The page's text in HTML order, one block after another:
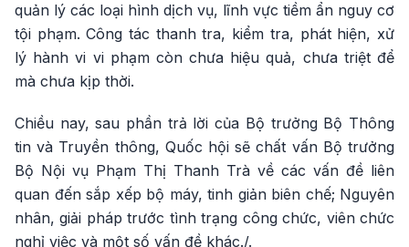
quản lý các loại hình dịch vụ, lĩnh vực tiềm ẩn nguy cơ
tội phạm. Công tác thanh tra, kiểm tra, phát hiện, xử
lý hành vi vi phạm còn chưa hiệu quả, chưa triệt để
mà chưa kịp thời.
Chiều nay, sau phần trả lời của Bộ trưởng Bộ Thông
tin và Truyền thông, Quốc hội sẽ chất vấn Bộ trưởng
Bộ Nội vụ Phạm Thị Thanh Trà về các vấn đề liên
quan đến sắp xếp bộ máy, tinh giản biên chế; Nguyên
nhân, giải pháp trước tình trạng công chức, viên chức
nghỉ việc và một số vấn đề khác./.